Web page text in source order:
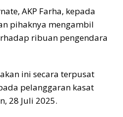
AKP Farha, kepada
pihaknya mengambil
ribuan pengendara
ini secara terpusat
pelanggaran kasat
28 Juli 2025.